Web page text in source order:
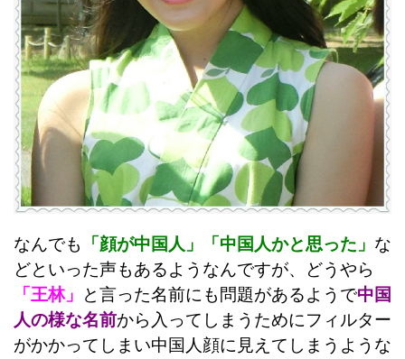
なんでも 「顔が中国人」「中国人かと思った」 な
どといった声もあるようなんですが、どうやら
「王林」
と言った名前にも問題があるようで中国
人の様な名前から入ってしまうためにフィルター
がかかってしまい中国人顔に見えてしまうような